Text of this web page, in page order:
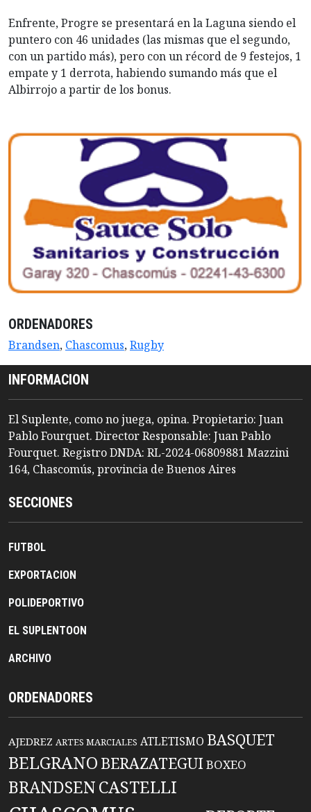
Enfrente, Progre se presentará en la Laguna siendo el
puntero con 46 unidades (las mismas que el segundo,
con un partido más), pero con un récord de 9 festejos, 1
empate y 1 derrota, habiendo sumando más que el
Albirrojo a partir de los bonus.
ORDENADORES
Brandsen, Chascomus,Rugby
INFORMACION
El Suplente, como no juega, opina. Propietario: Juan
Pablo Fourquet. Director Responsable: Juan Pablo
Fourquet. Registro DNDA: RL-2024-06809881 Mazzini
164, Chascomús, provincia de Buenos Aires
SECCIONES
FUTBOL
EXPORTACION
POLIDEPORTIVO
EL SUPLENTOON
ARCHIVO
ORDENADORES
AJEDREZ ARTES MARCIALES ATLETISMO BASQUET
BELGRANO BERAZATEGUIBOXEO
BRANDSENCASTELLI